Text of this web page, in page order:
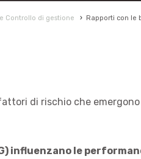
Controllo di gestione › Rapporti con le
di rischio che
influenzano le